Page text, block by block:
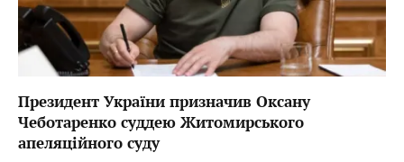
Президент України призначив Оксану
Чеботаренко суддею Житомирського
апеляційного суду